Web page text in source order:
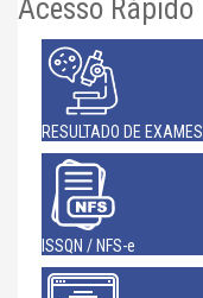
Acesso Rápido
RESULTADO DE EXAMES
ISSQN / NFS-e